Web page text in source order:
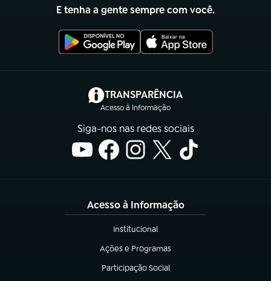
E tenha a gente sempre com você.
TRANSPARÊNCIA
Acesso à Informação
(abre em nova aba)
Siga-nos nas redes sociais
Acesso à Informação
Institucional
(abre em nova aba)
Ações e Programas
(abre em nova aba)
Participação Social
(abre em nova aba)